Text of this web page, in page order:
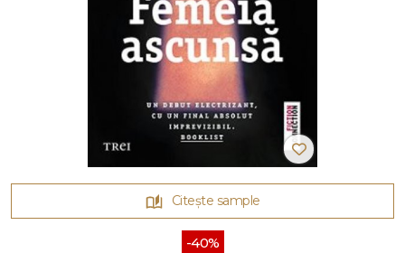
Citește sample
-40%